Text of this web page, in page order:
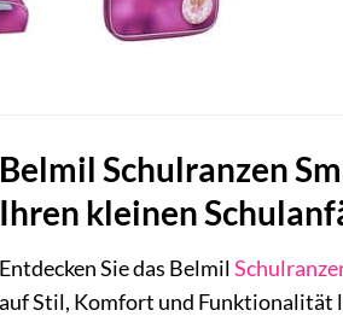
Belmil Schulranzen
Ihren kleinen
Entdecken Sie das Belmil
auf Stil, Komfort und Funktionalität